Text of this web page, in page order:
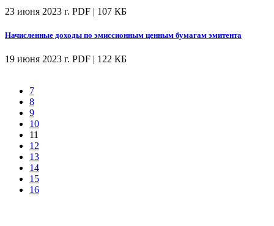
23 июня 2023 г. PDF | 107 КБ
Начисленные доходы по эмиссионным ценным бумагам эмитента
19 июня 2023 г. PDF | 122 КБ
7
8
9
10
11
12
13
14
15
16